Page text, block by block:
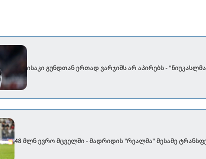
ისაკი გუნდთან ერთად ვარჯიშს არ აპირებს -
48 მლნ ევრო მცველში - მადრიდის "რეალმა" მესამე